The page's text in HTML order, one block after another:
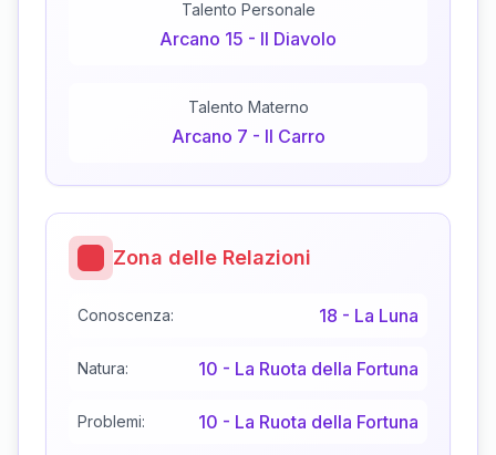
Talento Personale
Arcano 15 - Il Diavolo
Talento Materno
Arcano 7 - Il Carro
Zona delle Relazioni
Conoscenza: 18 - La Luna
Natura: 10 - La Ruota della Fortuna
Problemi: 10 - La Ruota della Fortuna